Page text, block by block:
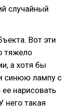
случайный
Вот эти
тяжело
а хотя бы
синюю лампу с
нарисовать
него такая